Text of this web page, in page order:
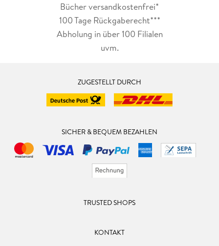
Bücher versandkostenfrei*
100 Tage Rückgaberecht***
Abholung in über 100 Filialen
uvm.
ZUGESTELLT DURCH
SICHER & BEQUEM BEZAHLEN
TRUSTED SHOPS
KONTAKT